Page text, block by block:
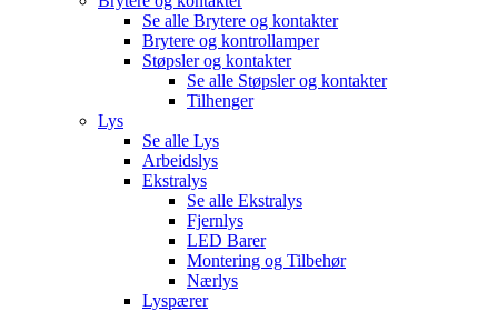
Se alle Brytere og kontakter
Brytere og kontrollamper
Støpsler og kontakter
Se alle Støpsler og kontakter
Tilhenger
Lys
Se alle Lys
Arbeidslys
Ekstralys
Se alle Ekstralys
Fjernlys
LED Barer
Montering og Tilbehør
Nærlys
Lyspærer